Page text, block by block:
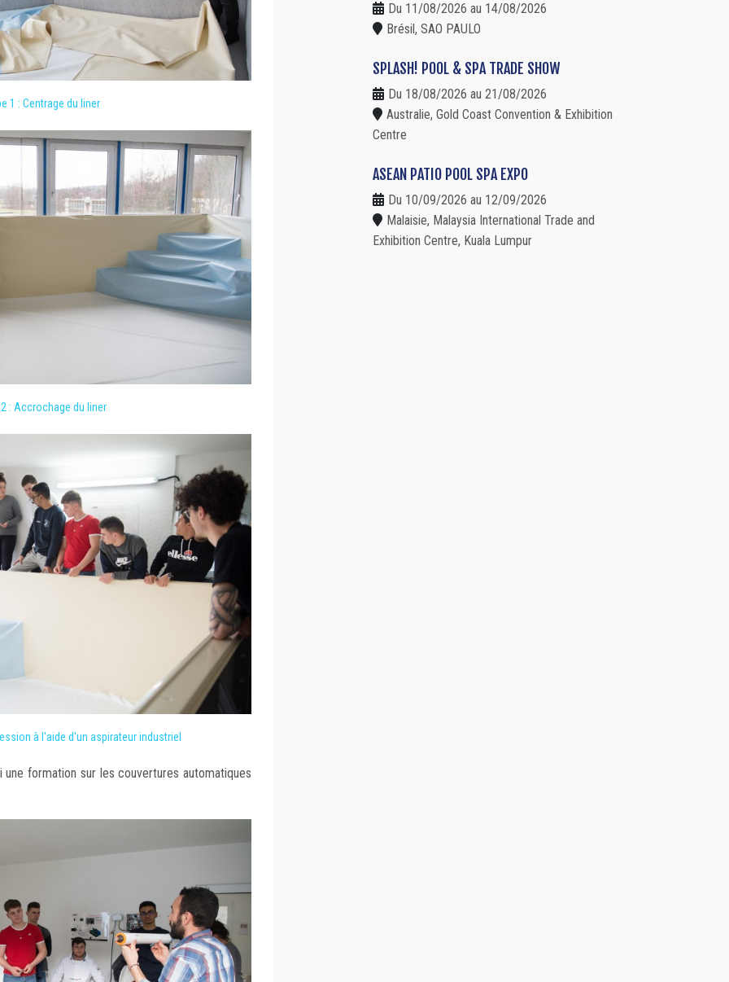
1 : Centrage du liner
: Accrochage du liner
à l'aide d'un aspirateur industriel
formation sur les couvertures automatiques
Du 11/08/2026 au 14/08/2026
Brésil, SAO PAULO
SPLASH! POOL & SPA TRADE SHOW
Du 18/08/2026 au 21/08/2026
Australie, Gold Coast Convention & Exhibition
Centre
ASEAN PATIO POOL SPA EXPO
Du 10/09/2026 au 12/09/2026
Malaisie, Malaysia International Trade and
Exhibition Centre, Kuala Lumpur